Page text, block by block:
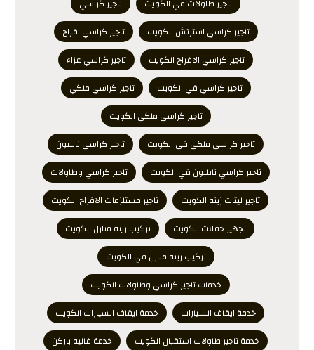
تاجير طاولات في الكويت
تاجير كراسي
تاجير كراسي استرتش الكويت
تاجير كراسي افراح
تاجير كراسي الافراح الكويت
تاجير كراسي عزاء
تاجير كراسي في الكويت
تاجير كراسي ملكي
تاجير كراسي ملكي الكويت
تاجير كراسي ملكي في الكويت
تاجير كراسي نابليون
تاجير كراسي نابليون في الكويت
تاجير كراسي وطاولات
تاجير ليتات زينه الكويت
تاجير مستلزمات الافراح الكويت
تجهيز حفلات الكويت
تركيب زينة منازل الكويت
تركيب زينة منازل في الكويت
خدمات تاجير كراسي وطاولات الكويت
خدمة ايقاف السيارات
خدمة ايقاف السيارات الكويت
خدمة تاجير طاولات استقبال الكويت
خدمة فاليه باركن